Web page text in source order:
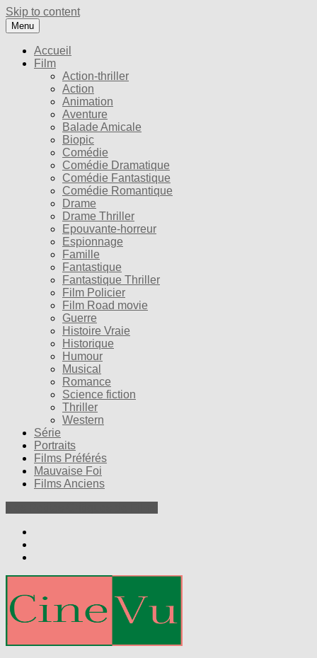
Skip to content
Menu
Accueil
Film
Action-thriller
Action
Animation
Aventure
Balade Amicale
Biopic
Comédie
Comédie Dramatique
Comédie Fantastique
Comédie Romantique
Drame
Drame Thriller
Epouvante-horreur
Espionnage
Famille
Fantastique
Fantastique Thriller
Film Policier
Film Road movie
Guerre
Histoire Vraie
Historique
Humour
Musical
Romance
Science fiction
Thriller
Western
Série
Portraits
Films Préférés
Mauvaise Foi
Films Anciens